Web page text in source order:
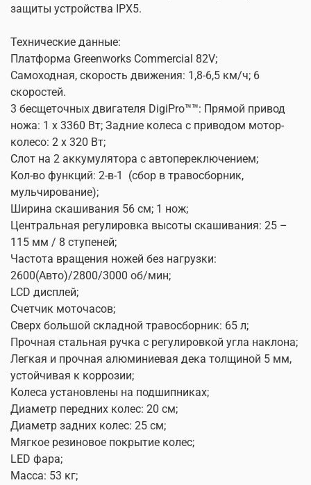
защиты устройства IPX5.
Технические данные:
Платформа Greenworks Commercial 82V;
Самоходная, скорость движения: 1,8-6,5 км/ч; 6
скоростей.
3 бесщеточных двигателя DigiPro™™: Прямой привод
ножа: 1 х 3360 Вт; Задние колеса с приводом мотор-
колесо: 2 х 320 Вт;
Слот на 2 аккумулятора с автопереключением;
Кол-во функций: 2-в-1
(сбор в травосборник,
мульчирование);
Ширина скашивания 56 см; 1 нож;
Центральная регулировка высоты скашивания: 25 –
115 мм / 8 ступеней;
Частота вращения ножей без нагрузки:
2600(Авто)/2800/3000 об/мин;
LCD дисплей;
Счетчик моточасов;
Сверх большой складной травосборник: 65 л;
Прочная стальная ручка c регулировкой угла наклона;
Легкая и прочная алюминиевая дека толщиной 5 мм,
устойчивая к коррозии;
Колеса установлены на подшипниках;
Диаметр передних колес: 20 см;
Диаметр задних колес: 25 см;
Мягкое резиновое покрытие колес;
LED фара;
Масса: 53 кг;